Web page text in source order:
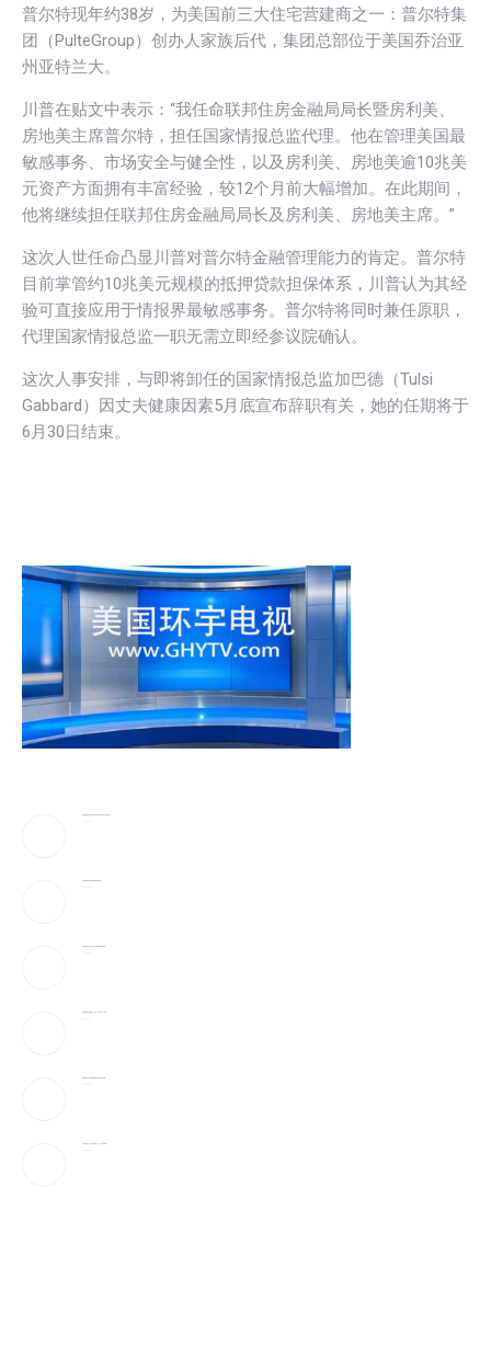
普尔特现年约38岁，为美国前三大住宅营建商之一：普尔特集
团（PulteGroup）创办人家族后代，集团总部位于美国乔治亚
州亚特兰大。
川普在贴文中表示：“我任命联邦住房金融局局长暨房利美、
房地美主席普尔特，担任国家情报总监代理。他在管理美国最
敏感事务、市场安全与健全性，以及房利美、房地美逾10兆美
元资产方面拥有丰富经验，较12个月前大幅增加。在此期间，
他将继续担任联邦住房金融局局长及房利美、房地美主席。”
这次人世任命凸显川普对普尔特金融管理能力的肯定。普尔特
目前掌管约10兆美元规模的抵押贷款担保体系，川普认为其经
验可直接应用于情报界最敏感事务。普尔特将同时兼任原职，
代理国家情报总监一职无需立即经参议院确认。
这次人事安排，与即将卸任的国家情报总监加巴德（Tulsi
Gabbard）因丈夫健康因素5月底宣布辞职有关，她的任期将于
6月30日结束。